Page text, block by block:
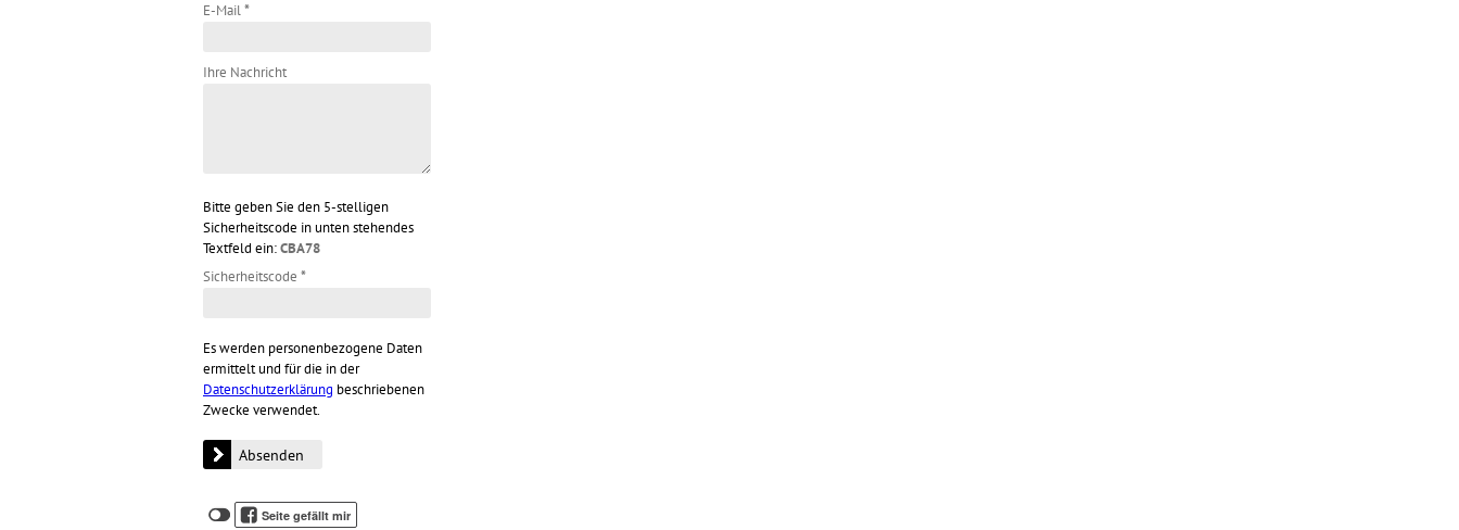
E-Mail*
Ihre Nachricht
Bitte geben Sie den 5-stelligen
Sicherheitscode in unten stehendes
Textfeld ein:CBA78
Sicherheitscode *
Es werden personenbezogene Daten
ermittelt und für die in der
Datenschutzerklärung beschriebenen
Zwecke verwendet.
Klicken
Sie
Klicken
Seite gefällt mir